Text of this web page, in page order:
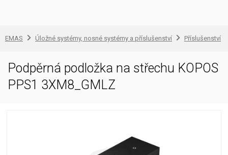
EMAS Úložné systémy, nosné systémy a příslušenství Příslušenství
Podpěrná podložka na střechu KOPOS
PPS1 3XM8_GMLZ